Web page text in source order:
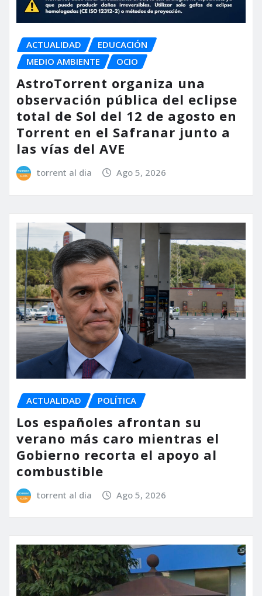
ACTUALIDAD
EDUCACIÓN
MEDIO AMBIENTE
OCIO
AstroTorrent organiza una
observación pública del eclipse
total de Sol del 12 de agosto en
Torrent en el Safranar junto a
las vías del AVE
torrent al dia Ago 5, 2026
ACTUALIDAD POLÍTICA
Los españoles afrontan su
verano más caro mientras el
Gobierno recorta el apoyo al
combustible
torrent al dia Ago 5, 2026